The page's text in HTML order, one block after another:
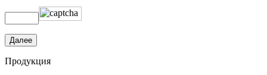
Продукция